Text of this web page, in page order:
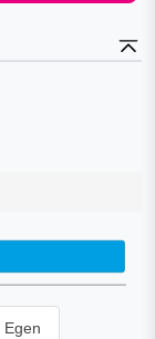
Egen